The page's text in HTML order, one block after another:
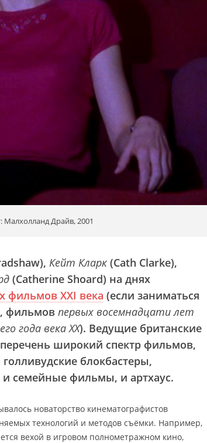
Драйв, 2001
Кейт Кларк (Cath Clarke),
(Catherine Shoard) на днях
фильмов XXI века (если заниматься
фильмов первых восемнадцати лет
года века XX). Ведущие британские
широкий спектр фильмов,
блокбастеры,
семейные фильмы, и артхаус.
новаторство кинематографистов
технологий и методов съёмки. Например,
вехой в игровом полнометражном кино,